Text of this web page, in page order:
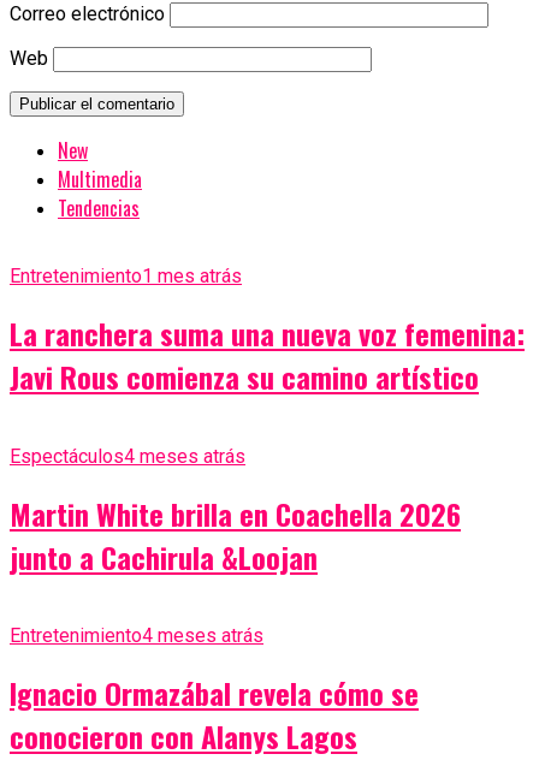
Correo electrónico
Web
New
Multimedia
Tendencias
Entretenimiento1 mes atrás
La ranchera suma una nueva voz femenina:
Javi Rous comienza su camino artístico
Espectáculos4 meses atrás
Martin White brilla en Coachella 2026
junto a Cachirula &Loojan
Entretenimiento4 meses atrás
Ignacio Ormazábal revela cómo se
conocieron con Alanys Lagos